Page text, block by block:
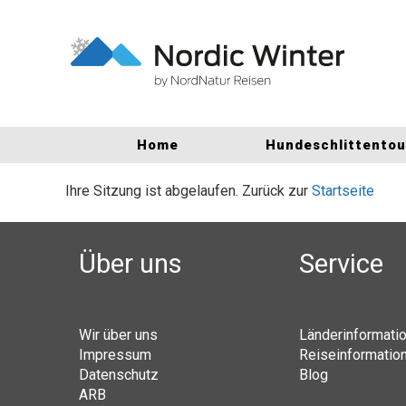
Home
Ihre Sitzung ist abgelaufen. Zurück zur Startseite
Über uns
Wir über uns
Impressum
Datenschutz
ARB
Service
Blog